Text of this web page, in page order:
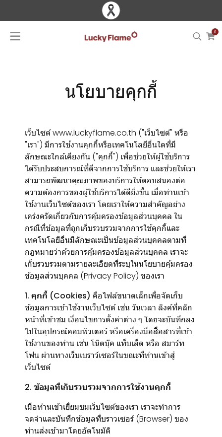
0
นโยบายคุกกี้
เว็บไซต์ www.luckyflame.co.th ("เว็บไซต์" หรือ
"เรา") มีการใช้งานคุกกี้หรือเทคโนโลยีอื่นใดที่มี
ลักษณะใกล้เคียงกัน ("คุกกี้") เพื่อช่วยให้ผู้ใช้บริการ
ได้รับประสบการณ์ที่ดีจากการใช้บริการ และช่วยให้เรา
สามารถพัฒนาคุณภาพของบริการให้ตอบสนองต่อ
ความต้องการของผู้ใช้บริการได้ดียิ่งขึ้น เมื่อท่านเข้า
ใช้งานเว็บไซต์ของเรา โดยเราให้ความสำคัญอย่าง
เคร่งครัดเกี่ยวกับการคุ้มครองข้อมูลส่วนบุคคล ใน
กรณีที่ข้อมูลที่ถูกเก็บรวบรวมจากการใช้คุกกี้และ
เทคโนโลยีอื่นมีลักษณะเป็นข้อมูลส่วนบุคคลตามที่
กฎหมายว่าด้วยการคุ้มครองข้อมูลส่วนบุคคล เราจะ
เก็บรวบรวมตามรายละเอียดที่ระบุในนโยบายคุ้มครอง
ข้อมูลส่วนบุคคล (Privacy Policy) ของเรา
1. คุกกี้ (Cookies) คือไฟล์ขนาดเล็กเพื่อจัดเก็บ
ข้อมูลการเข้าใช้งานเว็บไซต์ เช่น วันเวลา ลิงค์ที่คลิก
หน้าที่เข้าชม เงื่อนไขการตั้งค่าต่าง ๆ โดยจะบันทึกลง
ไปในอุปกรณ์คอมพิวเตอร์ หรือเครื่องมือสื่อสารที่เข้า
ใช้งานของท่าน เช่น โน๊ตบุ๊ค แท็บเล็ต หรือ สมาร์ท
โฟน ผ่านทางเว็บเบราว์เซอร์ในขณะที่ท่านเข้าสู่
เว็บไซต์
2. ข้อมูลที่เก็บรวบรวมจากการใช้งานคุกกี้
เมื่อท่านเข้าเยี่ยมชมเว็บไซต์ของเรา เราจะทำการ
จดจำและบันทึกข้อมูลที่บราวเซอร์ (Browser) ของ
ท่านส่งเข้ามาโดยอัตโนมัติ